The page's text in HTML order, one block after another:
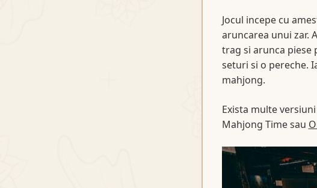
Jocul incepe cu
aruncarea unui zar.
trag si arunca piese
seturi si o pereche.
mahjong.
Exista multe
Mahjong Time sau